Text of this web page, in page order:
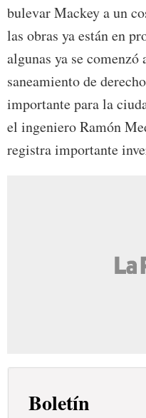
bulevar Mackey a un
las obras ya están en
algunas ya se
saneamiento de
importante para la
el ingeniero Ramón
registra importante
Boletín